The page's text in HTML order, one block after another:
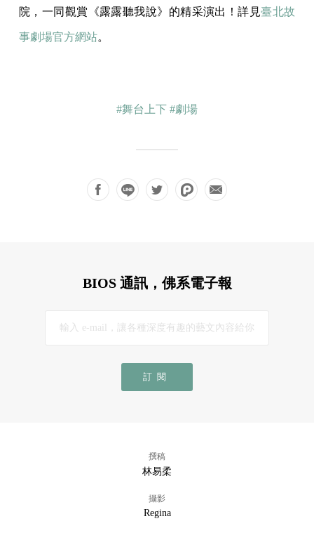
院，一同觀賞《露露聽我說》的精采演出！詳見臺北故
事劇場官方網站。
#舞台上下 #劇場
BIOS 通訊，佛系電子報
訂閱
撰稿
林易柔
攝影
Regina